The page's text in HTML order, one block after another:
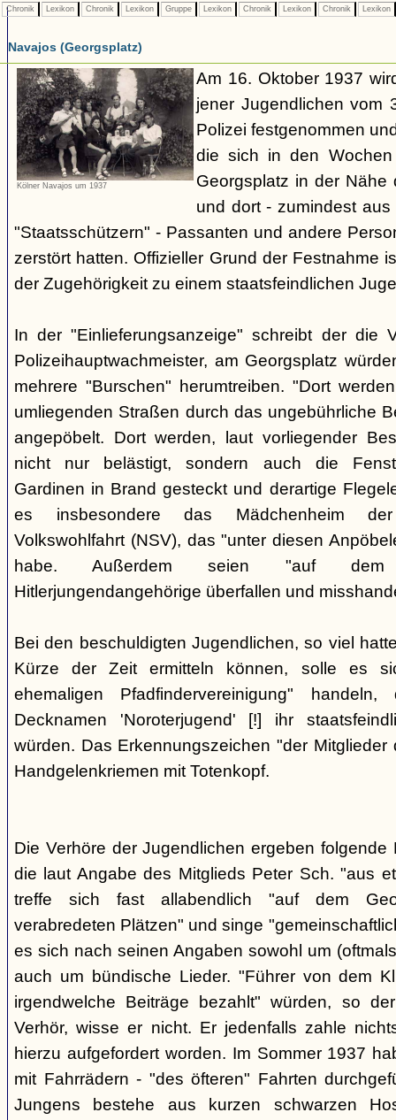
Chronik Lexikon Chronik Lexikon Gruppe Lexikon Chronik Lexikon Chronik Lexikon
Navajos (Georgsplatz)
Kölner Navajos um 1937
Am 16. Oktober 1937
jener Jugendlichen vom
Polizei festgenommen
die sich in den
Georgsplatz in der Nähe
und dort - zumindest
"Staatsschützern" - Passanten und andere
zerstört hatten. Offizieller Grund der Festnahme
der Zugehörigkeit zu einem staatsfeindlichen
In der "Einlieferungsanzeige" schreibt der die
Polizeihauptwachmeister, am Georgsplatz
mehrere "Burschen" herumtreiben. "Dort
umliegenden Straßen durch das ungebührliche
angepöbelt. Dort werden, laut vorliegender
nicht nur belästigt, sondern auch die
Gardinen in Brand gesteckt und derartige
es insbesondere das Mädchenheim der
Volkswohlfahrt (NSV), das "unter diesen
habe. Außerdem seien "auf dem
Hitlerjungendangehörige überfallen und
Bei den beschuldigten Jugendlichen, so viel
Kürze der Zeit ermitteln können, solle es
ehemaligen Pfadfindervereinigung"
Decknamen 'Noroterjugend' [!] ihr
würden. Das Erkennungszeichen "der Mitglieder
Handgelenkriemen mit Totenkopf.
Die Verhöre der Jugendlichen ergeben folgende
die laut Angabe des Mitglieds Peter Sch. "aus
treffe sich fast allabendlich "auf dem
verabredeten Plätzen" und singe
es sich nach seinen Angaben sowohl um
auch um bündische Lieder. "Führer von dem
irgendwelche Beiträge bezahlt" würden, so
Verhör, wisse er nicht. Er jedenfalls zahle
hierzu aufgefordert worden. Im Sommer 1937
mit Fahrrädern - "des öfteren" Fahrten
Jungens bestehe aus kurzen schwarzen